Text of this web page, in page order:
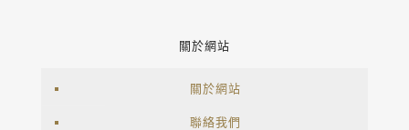
關於網站
關於網站
聯絡我們